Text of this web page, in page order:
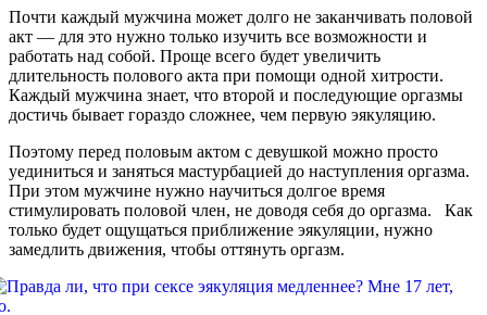
Почти каждый мужчина может долго не заканчивать половой
акт — для это нужно только изучить все возможности и
работать над собой. Проще всего будет увеличить
длительность полового акта при помощи одной хитрости.
Каждый мужчина знает, что второй и последующие оргазмы
достичь бывает гораздо сложнее, чем первую эякуляцию.
Поэтому перед половым актом с девушкой можно просто
уединиться и заняться мастурбацией до наступления оргазма.
При этом мужчине нужно научиться долгое время
стимулировать половой член, не доводя себя до оргазма. Как
только будет ощущаться приближение эякуляции, нужно
замедлить движения, чтобы оттянуть оргазм.